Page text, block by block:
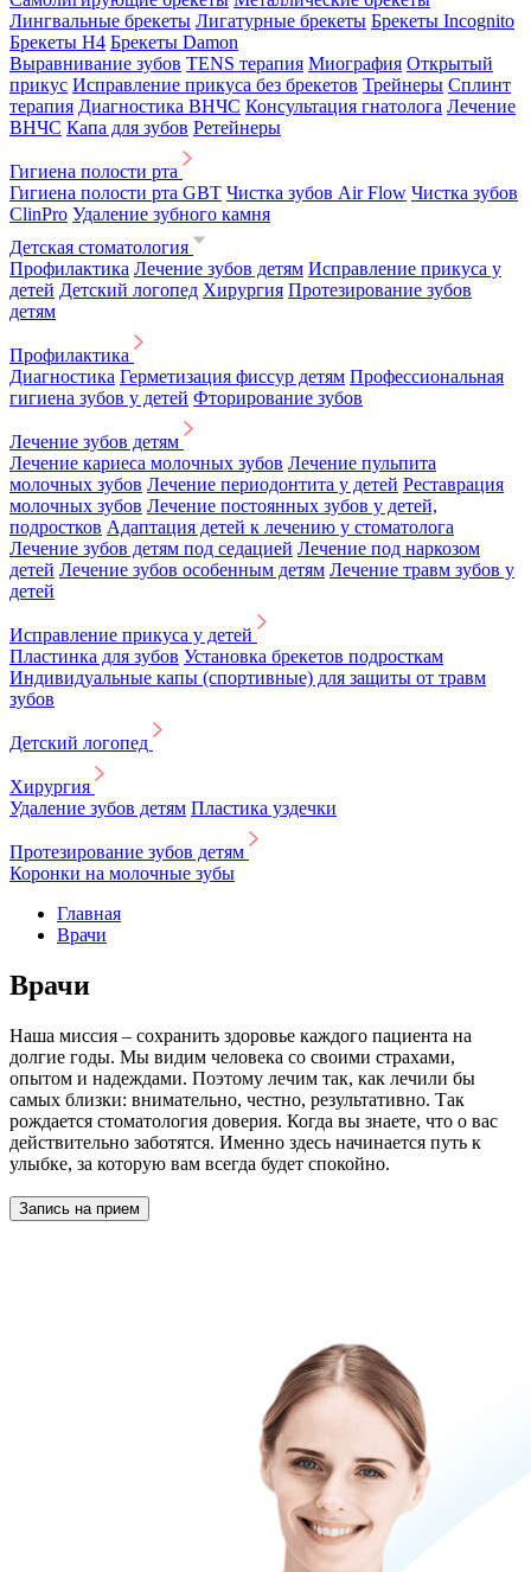
Лингвальные брекеты Лигатурные брекеты Брекеты Incognito
Брекеты H4 Брекеты Damon
Выравнивание зубов TENS терапия Миография Открытый
прикус Исправление прикуса без брекетов Трейнеры Сплинт
терапия Диагностика ВНЧС Консультация гнатолога Лечение
ВНЧС Капа для зубов Ретейнеры
Гигиена полости рта
Гигиена полости рта GBT Чистка зубов Air Flow Чистка зубов
ClinPro Удаление зубного камня
Детская стоматология
Профилактика Лечение зубов детям Исправление прикуса у
детей Детский логопед Хирургия Протезирование зубов
детям
Профилактика
Диагностика Герметизация фиссур детям Профессиональная
гигиена зубов у детей Фторирование зубов
Лечение зубов детям
Лечение кариеса молочных зубов Лечение пульпита
молочных зубов Лечение периодонтита у детей Реставрация
молочных зубов Лечение постоянных зубов у детей,
подростков Адаптация детей к лечению у стоматолога
Лечение зубов детям под седацией Лечение под наркозом
детей Лечение зубов особенным детям Лечение травм зубов у
детей
Исправление прикуса у детей
Пластинка для зубов Установка брекетов подросткам
Индивидуальные капы (спортивные) для защиты от травм
зубов
Детский логопед
Хирургия
Удаление зубов детям Пластика уздечки
Протезирование зубов детям
Коронки на молочные зубы
Главная
Врачи
Врачи
Наша миссия – сохранить здоровье каждого пациента на
долгие годы. Мы видим человека со своими страхами,
опытом и надеждами. Поэтому лечим так, как лечили бы
самых близки: внимательно, честно, результативно. Так
рождается стоматология доверия. Когда вы знаете, что о вас
действительно заботятся. Именно здесь начинается путь к
улыбке, за которую вам всегда будет спокойно.
Запись на прием